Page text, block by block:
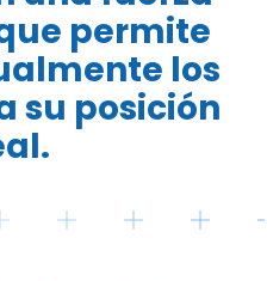
permite
los
su posición